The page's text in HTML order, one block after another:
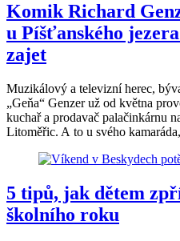
Komik Richard
u Píšťanského
zajet
Muzikálový a televizní herec,
„Geňa“ Genzer už od května
kuchař a prodavač palačinkárnu
Litoměřic. A to u svého
5 tipů, jak dětem
školního roku